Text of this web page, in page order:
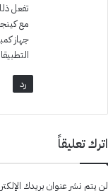
ل
تفعل
مع
جهاز
رد
اترك تعليقاً
لن يتم نشر عنوان بريدك